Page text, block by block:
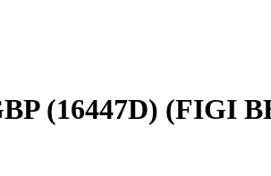
(16447D) (FIGI